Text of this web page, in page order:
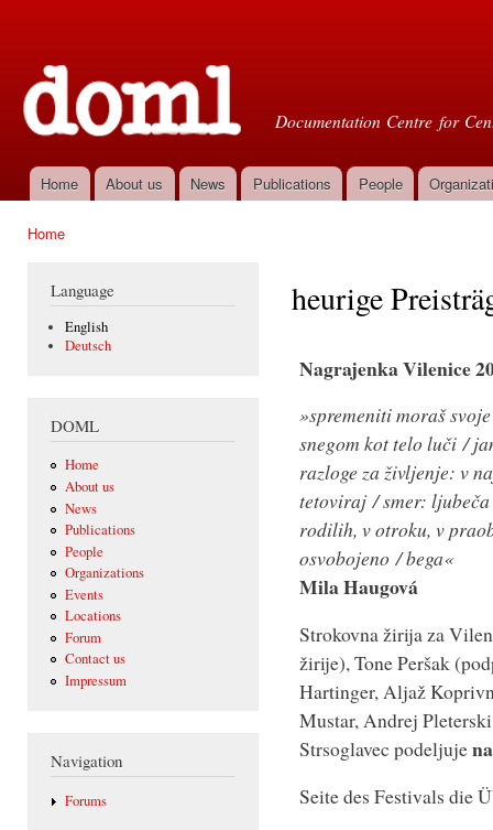
Documentation Centre for
Main menu
Home About us News Publications People
Home
Language
English
Deutsch
DOML
Home
About us
News
Publications
People
Organizations
Events
Locations
Forum
Contact us
Impressum
Navigation
Forums
heurige
Nagrajenka Vilenice
»spremeniti moraš
snegom kot telo luči /
razloge za življenje: v
tetoviraj / smer:
rodilih, v otroku, v
osvobojeno / bega«
Mila Haugová
Strokovna žirija za
žirije), Tone Peršak
Hartinger, Aljaž
Mustar, Andrej
Strsoglavec podeljuje
Seite des Festivals die